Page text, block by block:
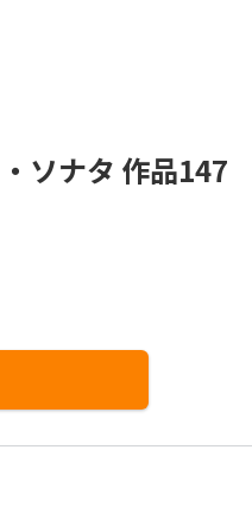
ソナタ 作品147